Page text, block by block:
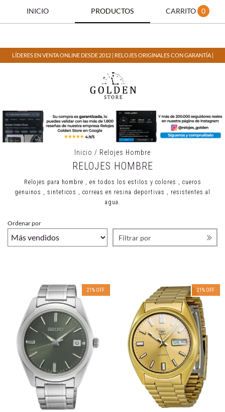
INICIO PRODUCTOS CARRITO 0
LÍDERES EN VENTA ONLINE DESDE 2012 | RELOJES ORIGINALES CON GARANTÍA |
Inicio / Relojes Hombre
RELOJES HOMBRE
Relojes para hombre , en todos los estilos y colores , cueros
genuinos , sinteticos , correas en resina deportivas , resistentes al
agua.
Ordenar por
Filtrar por
21 % OFF 21 % OFF